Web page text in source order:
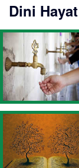
Dini Hayat